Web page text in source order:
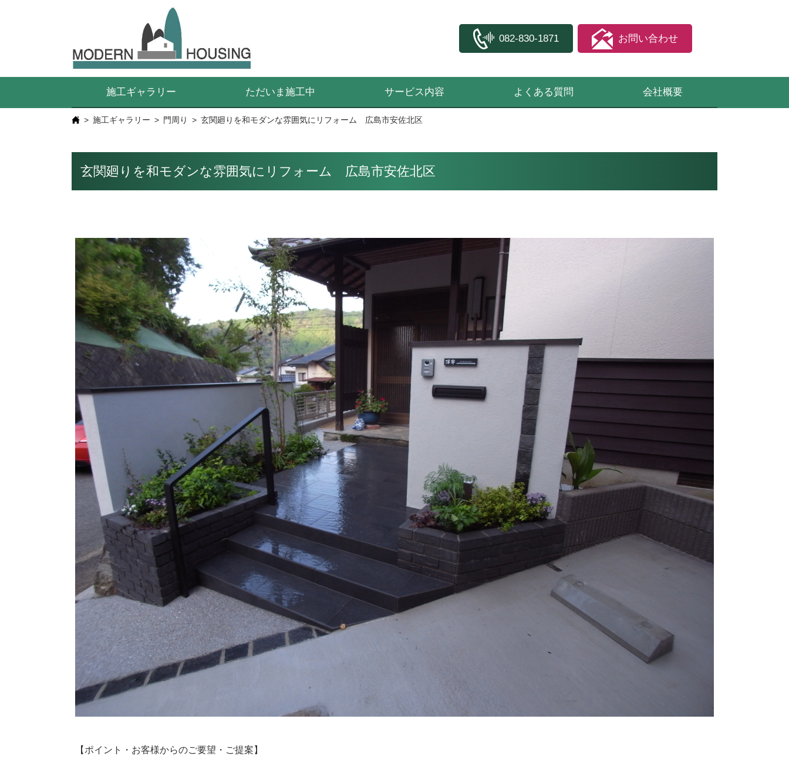
082-830-1871 お問い合わせ
施工ギャラリー ただいま施工中 サービス内容 よくある質問 会社概要
施工ギャラリー 門周り 玄関廻りを和モダンな雰囲気にリフォーム 広島市安佐北区
玄関廻りを和モダンな雰囲気にリフォーム 広島市安佐北区
【ポイント・お客様からのご要望・ご提案】